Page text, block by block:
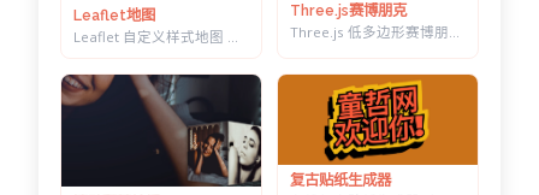
Leaflet地图
Leaflet 自定义样式地图 — 十几套配色一键切换，带自动降级容错
Three.js赛博朋克
Three.js 低多边形赛博朋克村落 — 霓虹辉光夜景，五项参数实时可调
复古贴纸生成器